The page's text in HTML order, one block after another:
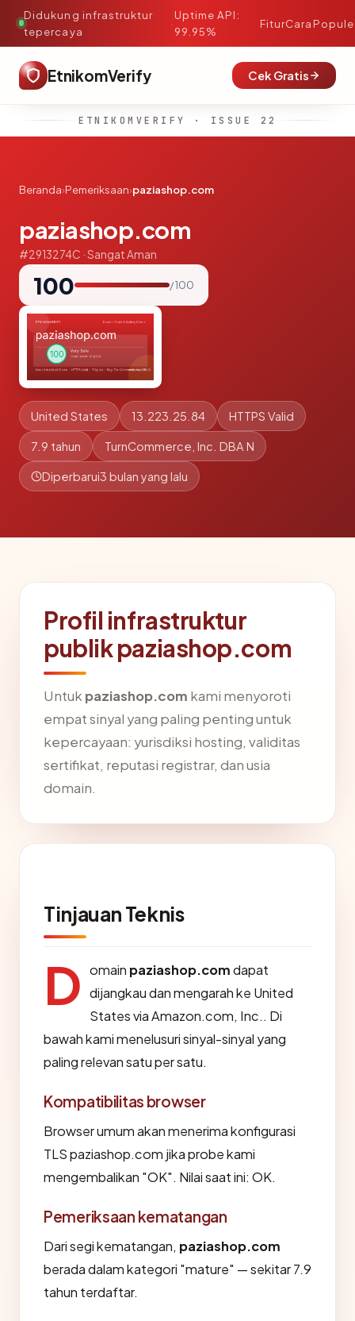
Didukung infrastruktur
tepercaya
·
Uptime API:
99.95%
FiturCara
EtnikomVerify Cek Gratis
ETNIKOMVERIFY · ISSUE 22
Beranda›Pemeriksaan›paziashop.com
paziashop.com
#2913274C · Sangat Aman
100 / 100
United States 13.223.25.84 HTTPS Valid
7.9 tahun TurnCommerce, Inc. DBA N
Diperbarui3 bulan yang lalu
Profil infrastruktur
publik paziashop.com
Untuk paziashop.com kami menyoroti
empat sinyal yang paling penting untuk
kepercayaan: yurisdiksi hosting, validitas
sertifikat, reputasi registrar, dan usia
domain.
Tinjauan Teknis
D omain paziashop.comdapat
dijangkau dan mengarah ke United
States via Amazon.com, Inc.. Di
bawah kami menelusuri sinyal-sinyal yang
paling relevan satu per satu.
Kompatibilitas browser
Browser umum akan menerima konfigurasi
TLS paziashop.com jika probe kami
mengembalikan "OK". Nilai saat ini: OK.
Pemeriksaan kematangan
Dari segi kematangan, paziashop.com
berada dalam kategori "mature" — sekitar 7.9
tahun terdaftar.